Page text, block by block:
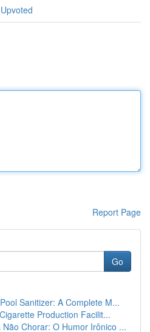
Report Page
Go
Sanitizer: A Complete M...
Production Facilit...
Chorar: O Humor Irônico ...